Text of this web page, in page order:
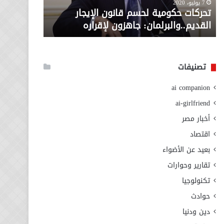
لإقراره
7 يوليو، 2020
تحركات حكومية لحسم قانون الإيجار
القديم..والبرلمان: جاهزون لإقراره
من
وزارة
الاجتماعي
تصنيفات
ai companion
ai-girlfriend
أخبار مصر
اقتصاد
بعيد عن الأضواء
تقارير وحوارات
تكنولوجيا
حوادث
دين ودنيا